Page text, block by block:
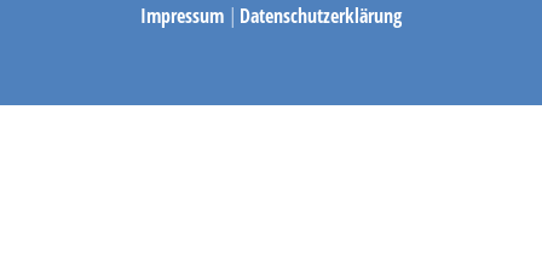
Impressum | Datenschutzerklärung